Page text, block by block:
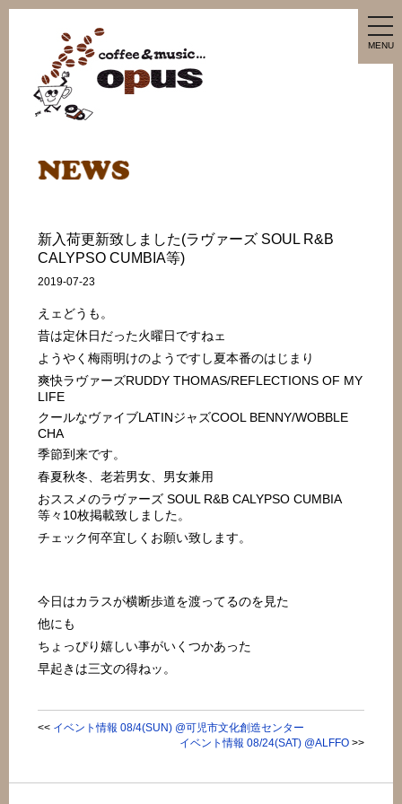
MENU
新入荷更新致しました(ラヴァーズ SOUL R&B
CALYPSO CUMBIA等)
2019-07-23
えェどうも。
昔は定休日だった火曜日ですねェ
ようやく梅雨明けのようですし夏本番のはじまり
爽快ラヴァーズRUDDY THOMAS/REFLECTIONS OF MY
LIFE
クールなヴァイブLATINジャズCOOL BENNY/WOBBLE
CHA
季節到来です。
春夏秋冬、老若男女、男女兼用
おススメのラヴァーズ SOUL R&B CALYPSO CUMBIA
等々10枚掲載致しました。
チェック何卒宜しくお願い致します。
今日はカラスが横断歩道を渡ってるのを見た
他にも
ちょっぴり嬉しい事がいくつかあった
早起きは三文の得ねッ。
<< イベント情報 08/4(SUN) @可児市文化創造センター
イベント情報 08/24(SAT) @ALFFO>>